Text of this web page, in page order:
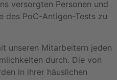
versorgten Personen und
des PoC-Antigen-Tests zu
unseren Mitarbeitern jeden
durch. Die von
in ihrer häuslichen